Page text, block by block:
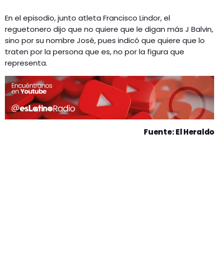
En el episodio, junto atleta Francisco Lindor, el
reguetonero dijo que no quiere que le digan más J Balvin,
sino por su nombre José, pues indicó que quiere que lo
traten por la persona que es, no por la figura que
representa.
Fuente: El Heraldo